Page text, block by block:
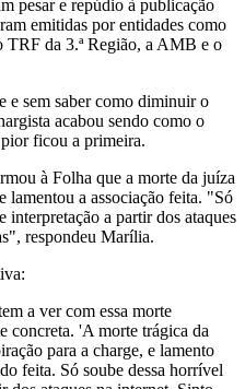
pesar e repúdio à publicação
emitidas por entidades como
da 3.ª Região, a AMB e o
e sem saber como diminuir o
acabou sendo como o
ficou a primeira.
à Folha que a morte da juíza
lamentou a associação feita. "Só
interpretação a partir dos ataques
respondeu Marília.
a ver com essa morte
concreta. 'A morte trágica da
para a charge, e lamento
feita. Só soube dessa horrível